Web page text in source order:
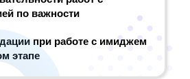
по важности
при работе с имиджем
этапе